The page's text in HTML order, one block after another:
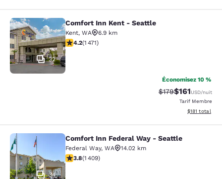
Comfort Inn Kent - Seattle
32
Comfort Inn Kent - Seattle
Kent, WA
6.9 km
4.22 étoiles. Excellent. 1471 commentaires
4.2(1 471)
Économisez 10 %
Tarif barré :
$179Tarif réduit :
$161USD/nuit
Tarif Membre
Afficher les
$181 total
Comfort Inn Federal Way - Seattle
34
Comfort Inn Federal Way - Seattle
Federal Way, WA
14.02 km
3.78 étoiles. Bien. 1409 commentaires
3.8(1 409)